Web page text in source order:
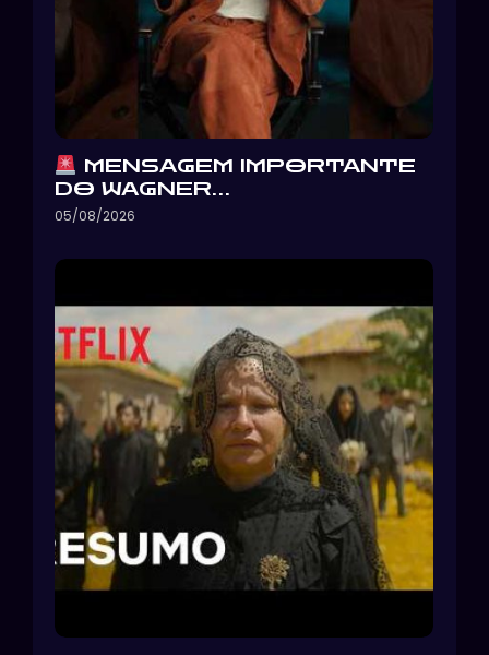
MENSAGEM IMPORTANTE
DO WAGNER…
05/08/2026